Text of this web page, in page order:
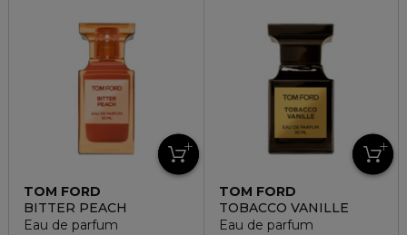
TOM FORD
BITTER PEACH
Eau de parfum
TOM FORD
TOBACCO VANILLE
Eau de parfum